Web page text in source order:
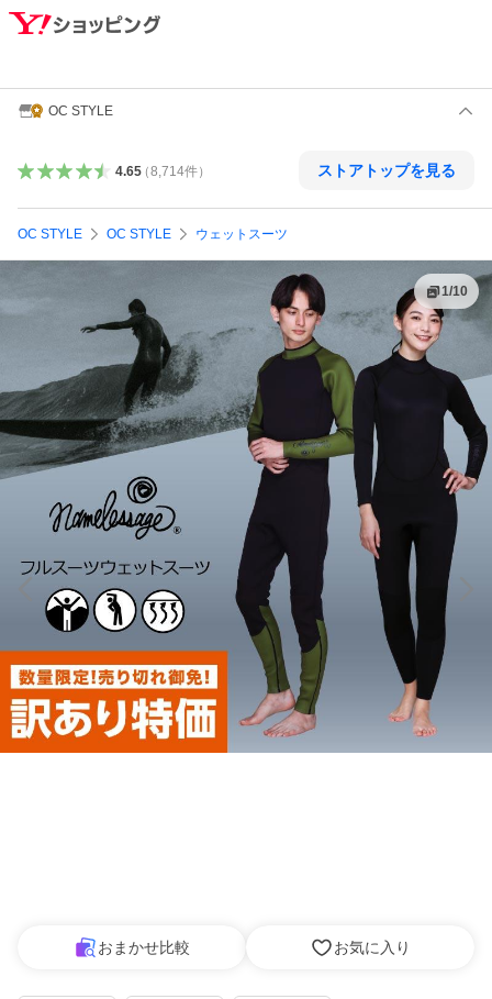
OC STYLE
4.65（8,714件） ストアトップを見る
OC STYLE OC STYLE ウェットスーツ
1/10
おまかせ比較 お気に入り